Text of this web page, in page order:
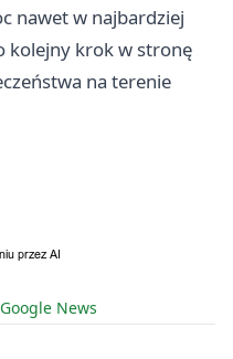
nawet w najbardziej
kolejny krok w stronę
na terenie
Google News